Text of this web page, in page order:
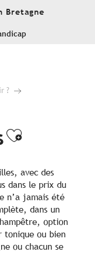
Bretagne
?
Ajouter
avec des
dans le prix du
n’a jamais été
dans un
option
tonique ou bien
ou chacun se